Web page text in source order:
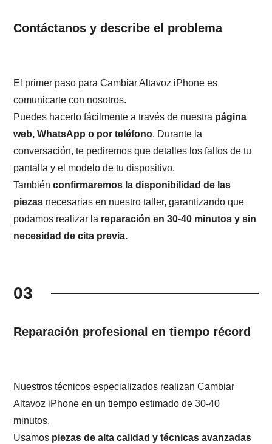
Contáctanos y describe el problema
El primer paso para Cambiar Altavoz iPhone es
comunicarte con nosotros.
Puedes hacerlo fácilmente a través de nuestra página
web, WhatsApp o por teléfono. Durante la
conversación, te pediremos que detalles los fallos de tu
pantalla y el modelo de tu dispositivo.
Tambiénconfirmaremos la disponibilidad de las
piezas necesarias en nuestro taller, garantizando que
podamos realizar la reparación en 30-40 minutos y sin
necesidad de cita previa.
03
Reparación profesional en tiempo récord
Nuestros técnicos especializados realizan Cambiar
Altavoz iPhone en un tiempo estimado de 30-40
minutos.
Usamos piezas de alta calidad y técnicas avanzadas